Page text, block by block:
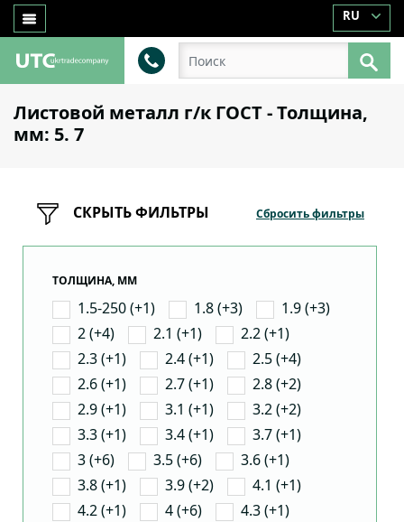
RU
Листовой металл г/к ГОСТ - Толщина,
мм: 5. 7
СКРЫТЬ ФИЛЬТРЫ Сбросить фильтры
ТОЛЩИНА, ММ
1.5-250 (+1) 1.8 (+3)
1.9 (+3)
2 (+4)
2.1 (+1)
2.2 (+1)
2.3 (+1)
2.4 (+1)
2.5 (+4)
2.6 (+1)
2.7 (+1)
2.8 (+2)
2.9 (+1)
3.1 (+1)
3.2 (+2)
3.3 (+1)
3.4 (+1)
3.7 (+1)
3 (+6)
3.5 (+6)
3.6 (+1)
3.8 (+1)
3.9 (+2)
4.1 (+1)
4.2 (+1)
4 (+6)
4.3 (+1)